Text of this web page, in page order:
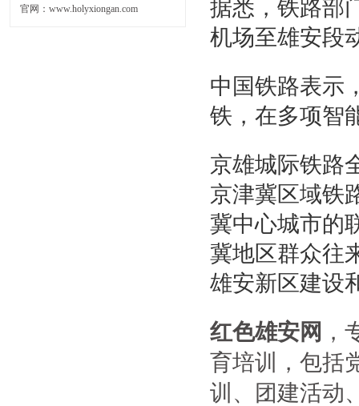
官网： www.holyxiongan.com
据悉，铁路部
机场至雄安段
中国铁路表示
铁，在多项智
京雄城际铁路
京津冀区域铁
冀中心城市的
冀地区群众往
雄安新区建设
红色雄安网 ，
育培训，包括
训、团建活动